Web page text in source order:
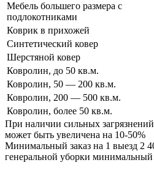
Мебель большего размера с
подлокотниками
Коврик в прихожей
Синтетический ковер
Шерстяной ковер
Ковролин, до 50 кв.м.
Ковролин, 50 — 200 кв.м.
Ковролин, 200 — 500 кв.м.
Ковролин, более 50 кв.м.
При наличии сильных
может быть увеличена на 10-50%
Минимальный заказ на 1 выезд 2
генеральной уборки минимальный